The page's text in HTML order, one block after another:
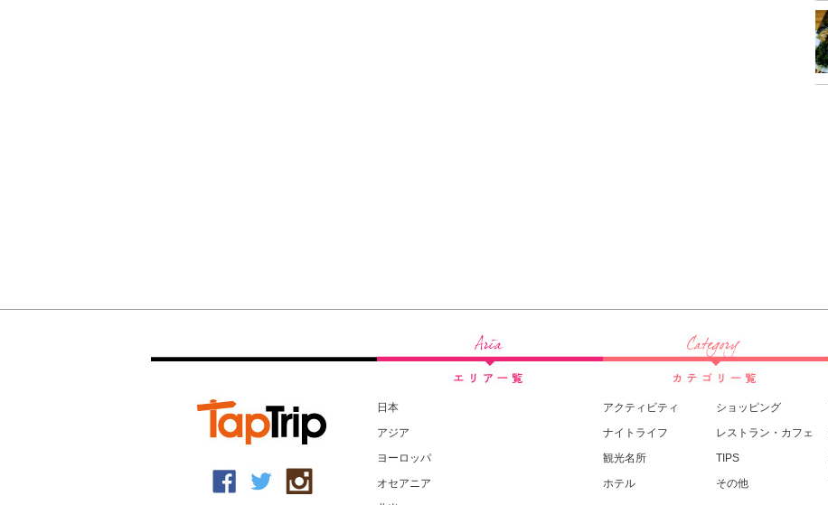
日本
アジア
ヨーロッパ
オセアニア
アクティビティ
ナイトライフ
観光名所
ホテル
ショッピング
レストラン・カフェ
TIPS
その他